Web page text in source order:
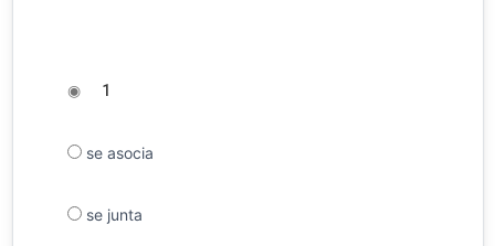
◉ 1
se asocia
se junta